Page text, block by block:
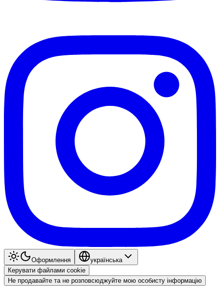
Оформлення
українська
Керувати файлами cookie
Не продавайте та не розповсюджуйте мою особисту інформацію